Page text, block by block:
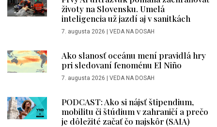
životy na Slovensku. Umelá
inteligencia už jazdí aj v sanitkách
7. augusta 2026 | VEDA NA DOSAH
Ako slanosť oceánu mení pravidlá hry
pri sledovaní fenoménu El Niño
7. augusta 2026 | VEDA NA DOSAH
PODCAST: Ako si nájsť štipendium,
mobilitu či štúdium v zahraničí a prečo
je dôležité začať čo najskôr (SAIA)